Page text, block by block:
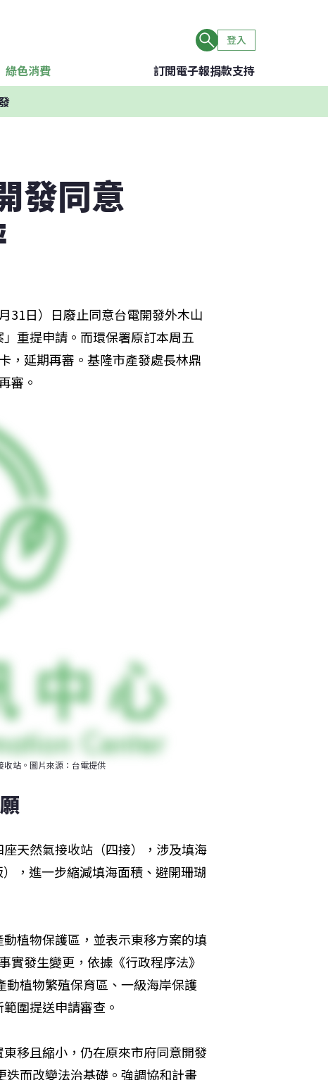
登入
綠色消費 訂閱電子報捐款支持
發同意
31日）日廢止同意台電開發外木山
重提申請。而環保署原訂本周五
，延期再審。基隆市產發處長林鼎
審。
收站。圖片來源：台電提供
天然氣接收站（四接），涉及填海
），進一步縮減填海面積、避開珊瑚
植物保護區，並表示東移方案的填
實發生變更，依據《行政程序法》
植物繁殖保育區、一級海岸保護
圍提送申請審查。
移且縮小，仍在原來市府同意開發
而改變法治基礎。強調協和計畫